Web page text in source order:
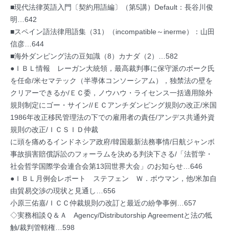
■現代法律英語入門〔契約用語編〕（第5講）Default：長谷川俊
明…642
■スペイン語法律用語集（31）（incompatible～inerme）：山田
信彦…644
■海外ダンピング法の豆知識（8）カナダ（2）…582
●ＩＢＬ情報 レーガン大統領，最高裁判事に保守派のボーク氏
を任命/米セマテック（半導体コンソーシアム），独禁法の壁を
クリアーできるか/ＥＣ委，ノウハウ・ライセンス一括適用除外
規則制定にゴー・サイン//ＥＣアンチダンピング規則の改正/米国
1986年改正移民管理法の下での雇用者の責任/アンデス共通外資
規則の改正/ＩＣＳＩＤ仲裁
に頭を痛めるインドネシア政府/韓国最新法務事情/日航ジャンボ
事故損害賠償訴訟のフォーラムを決める判決下さる/「法哲学・
社会哲学国際学会連合会第13回世界大会」のお知らせ…646
●ＩＢＬ月例会レポート ステフェン Ｗ．ボウマン，他/米加自
由貿易交渉の現状と見通し…656
小原三佑嘉/ＩＣＣ仲裁規則の改訂と最近の紛争事例…657
◇実務相談Ｑ＆Ａ Agency/Distributorship Agreementと法の牴
触/裁判管轄権…598